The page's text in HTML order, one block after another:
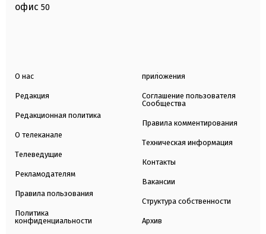
офис 50
О нас
Редакция
Редакционная политика
О телеканале
Телеведущие
Рекламодателям
Правила пользования
Политика
конфиденциальности
приложения
Соглашение пользователя
Сообщества
Правила комментирования
Техническая информация
Контакты
Вакансии
Структура собственности
Архив